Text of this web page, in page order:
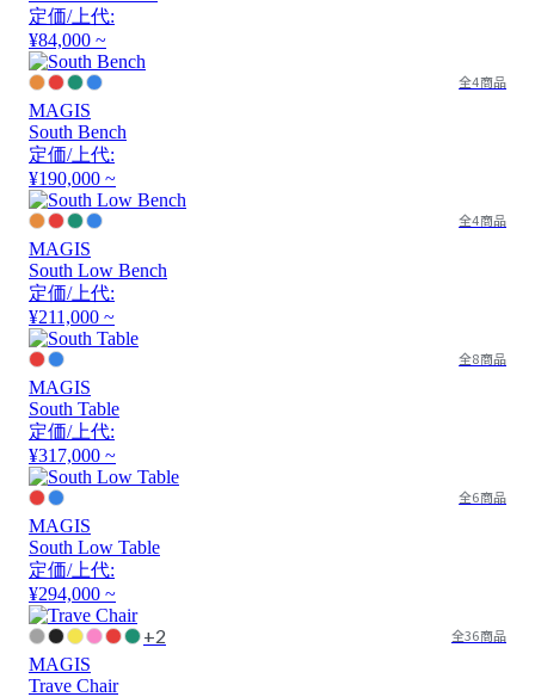
定価/上代:
¥84,000 ~
全4商品
MAGIS
South Bench
定価/上代:
¥190,000 ~
全4商品
MAGIS
South Low Bench
定価/上代:
¥211,000 ~
全8商品
MAGIS
South Table
定価/上代:
¥317,000 ~
全6商品
MAGIS
South Low Table
定価/上代:
¥294,000 ~
+2 全36商品
MAGIS
Trave Chair